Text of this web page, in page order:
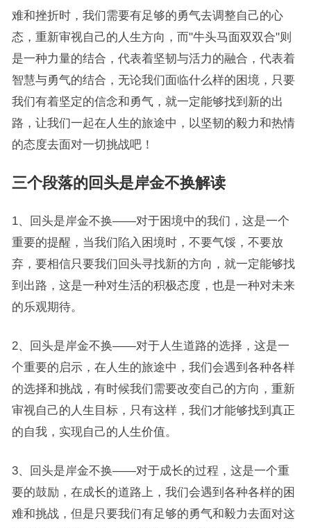
难和挫折时，我们需要有足够的勇气去调整自己的心
态，重新审视自己的人生方向，而"牛头马面双双合"则
是一种力量的结合，代表着坚韧与活力的融合，代表着
智慧与勇气的结合，无论我们面临什么样的困境，只要
我们有着坚定的信念和勇气，就一定能够找到新的出
路，让我们一起在人生的旅途中，以坚韧的毅力和热情
的态度去面对一切挑战吧！
三个段落的回头是岸金不换解读
1、回头是岸金不换——对于困境中的我们，这是一个
重要的提醒，当我们陷入困境时，不要气馁，不要放
弃，要相信只要我们回头寻找新的方向，就一定能够找
到出路，这是一种对生活的积极态度，也是一种对未来
的乐观期待。
2、回头是岸金不换——对于人生道路的选择，这是一
个重要的启示，在人生的旅途中，我们会遇到各种各样
的选择和挑战，有时候我们需要改变自己的方向，重新
审视自己的人生目标，只有这样，我们才能够找到真正
的自我，实现自己的人生价值。
3、回头是岸金不换——对于成长的过程，这是一个重
要的鼓励，在成长的道路上，我们会遇到各种各样的困
难和挑战，但是只要我们有足够的勇气和毅力去面对这